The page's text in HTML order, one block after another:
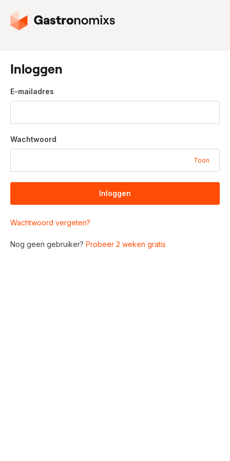
G
a
a
r
d
e
o
m
e
a
g
n
a
Inloggen
E-mailadres
Wachtwoord
Toon
Inloggen
Wachtwoord vergeten?
Nog geen gebruiker? Probeer 2 weken gratis